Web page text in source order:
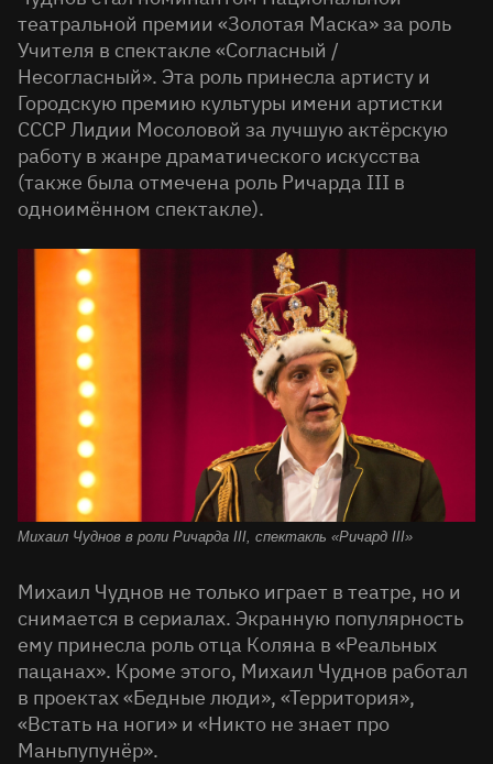
театральной премии «Золотая Маска» за роль
Учителя в спектакле «Согласный /
Несогласный». Эта роль принесла артисту и
Городскую премию культуры имени артистки
СССР Лидии Мосоловой за лучшую актёрскую
работу в жанре драматического искусства
(также была отмечена роль Ричарда III в
одноимённом спектакле).
Михаил Чуднов в роли Ричарда III, спектакль «Ричард III»
Михаил Чуднов не только играет в театре, но и
снимается в сериалах. Экранную популярность
ему принесла роль отца Коляна в «Реальных
пацанах». Кроме этого, Михаил Чуднов работал
в проектах «Бедные люди», «Территория»,
«Встать на ноги» и «Никто не знает про
Маньпупунёр».